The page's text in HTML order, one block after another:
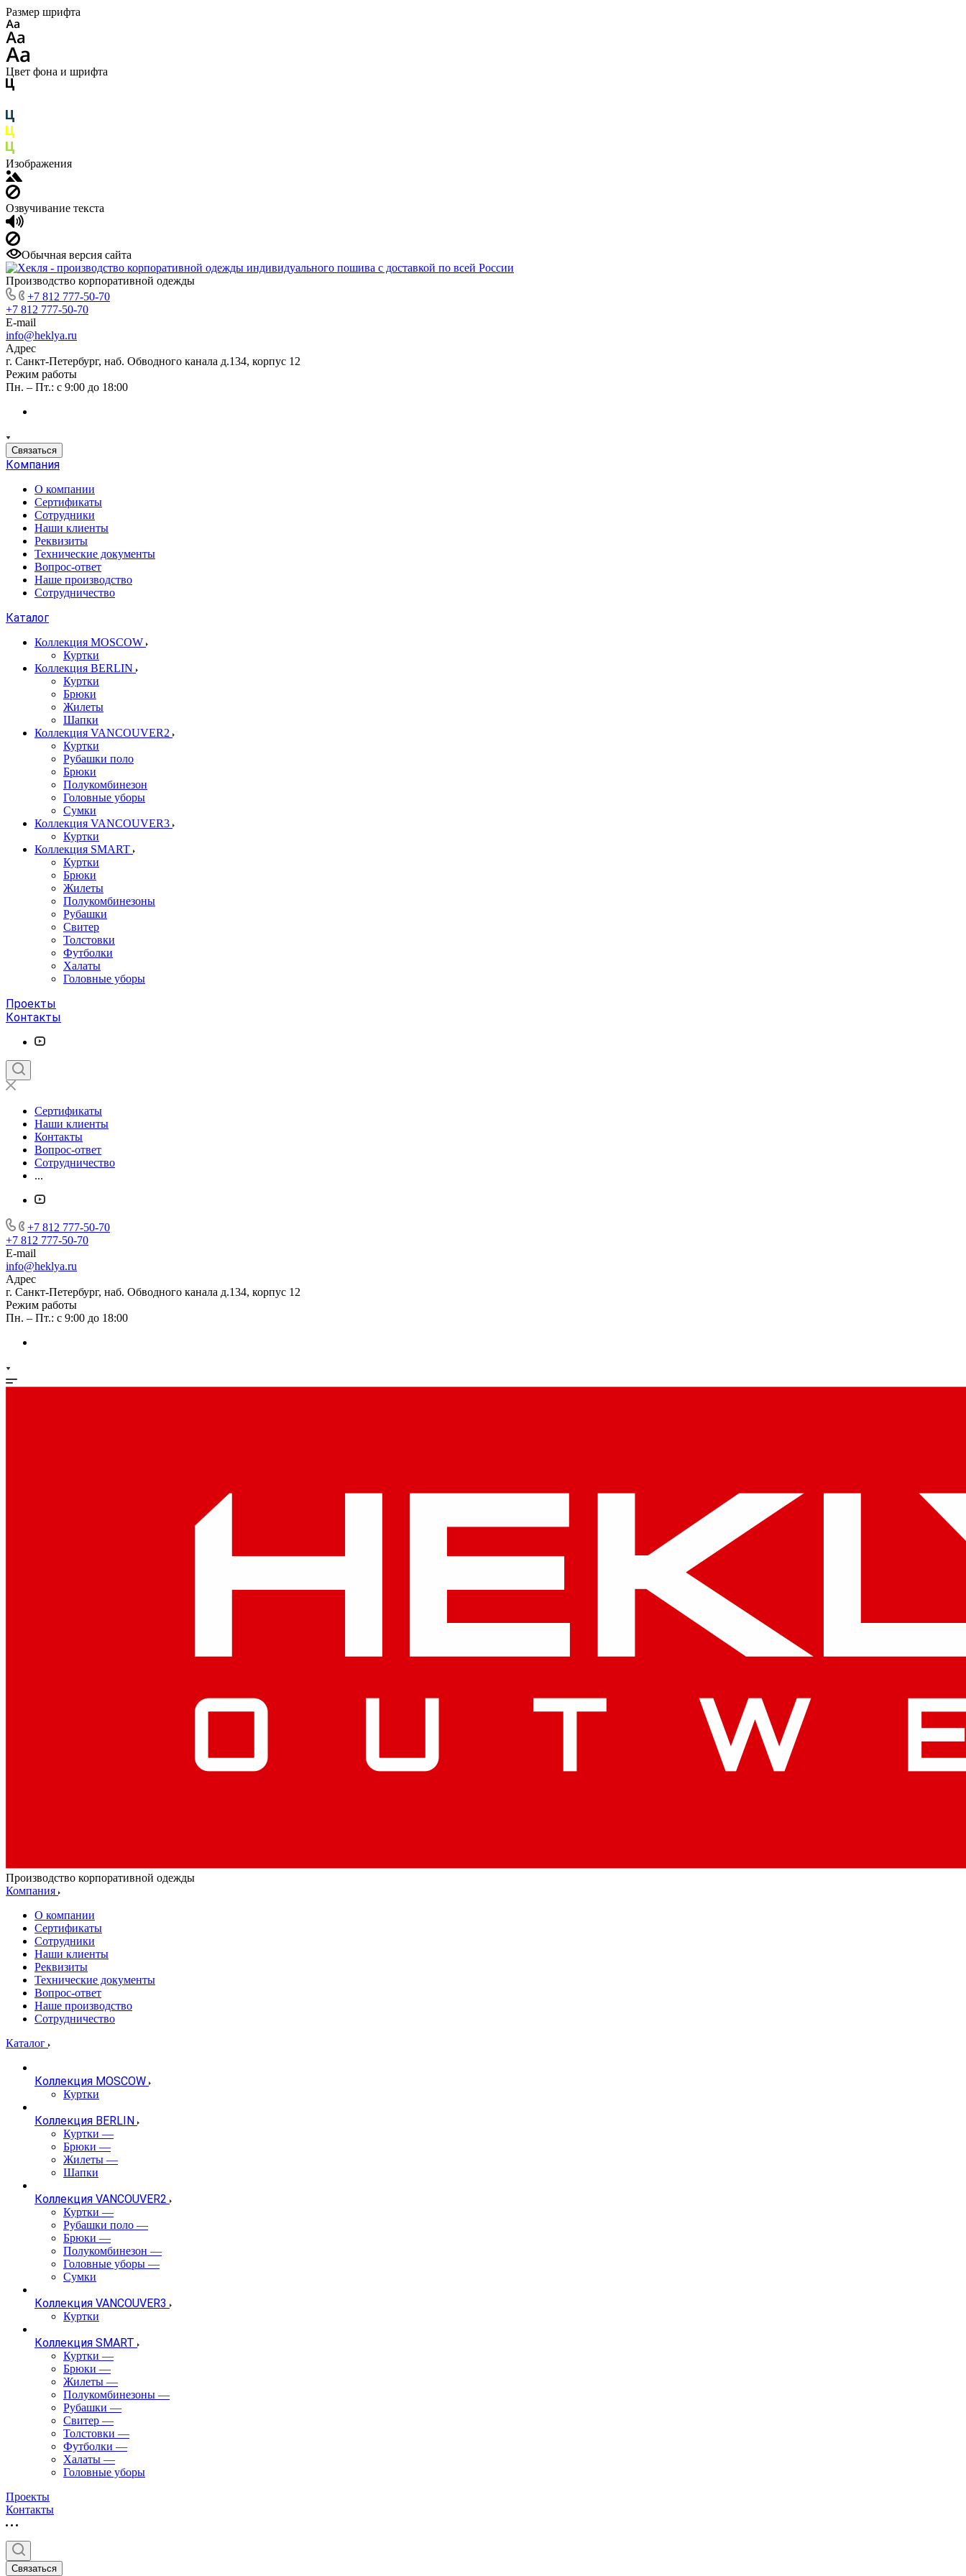
Размер шрифта
Цвет фона и шрифта
Изображения
Озвучивание текста
Обычная версия сайта
Производство корпоративной одежды
+7 812 777-50-70
+7 812 777-50-70
E-mail
info@heklya.ru
Адрес
г. Санкт-Петербург, наб. Обводного канала д.134, корпус 12
Режим работы
Пн. – Пт.: с 9:00 до 18:00
Связаться
Компания
О компании
Сертификаты
Сотрудники
Наши клиенты
Реквизиты
Технические документы
Вопрос-ответ
Наше производство
Сотрудничество
Каталог
Коллекция MOSCOW
Куртки
Коллекция BERLIN
Куртки
Брюки
Жилеты
Шапки
Коллекция VANCOUVER2
Куртки
Рубашки поло
Брюки
Полукомбинезон
Головные уборы
Сумки
Коллекция VANCOUVER3
Куртки
Коллекция SMART
Куртки
Брюки
Жилеты
Полукомбинезоны
Рубашки
Свитер
Толстовки
Футболки
Халаты
Головные уборы
Проекты
Контакты
Сертификаты
Наши клиенты
Контакты
Вопрос-ответ
Сотрудничество
...
+7 812 777-50-70
+7 812 777-50-70
E-mail
info@heklya.ru
Адрес
г. Санкт-Петербург, наб. Обводного канала д.134, корпус 12
Режим работы
Пн. – Пт.: с 9:00 до 18:00
Производство корпоративной одежды
Компания
О компании
Сертификаты
Сотрудники
Наши клиенты
Реквизиты
Технические документы
Вопрос-ответ
Наше производство
Сотрудничество
Каталог
Коллекция MOSCOW
Куртки
Коллекция BERLIN
Куртки —
Брюки —
Жилеты —
Шапки
Коллекция VANCOUVER2
Куртки —
Рубашки поло —
Брюки —
Полукомбинезон —
Головные уборы —
Сумки
Коллекция VANCOUVER3
Куртки
Коллекция SMART
Куртки —
Брюки —
Жилеты —
Полукомбинезоны —
Рубашки —
Свитер —
Толстовки —
Футболки —
Халаты —
Головные уборы
Проекты
Контакты
Связаться